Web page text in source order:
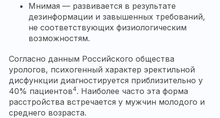
Мнимая — развивается в результате
дезинформации и завышенных требований,
не соответствующих физиологическим
возможностям.
Согласно данным Российского общества
урологов, психогенный характер эректильной
дисфункции диагностируется приблизительно у
40% пациентов4. Наиболее часто эта форма
расстройства встречается у мужчин молодого и
среднего возраста.